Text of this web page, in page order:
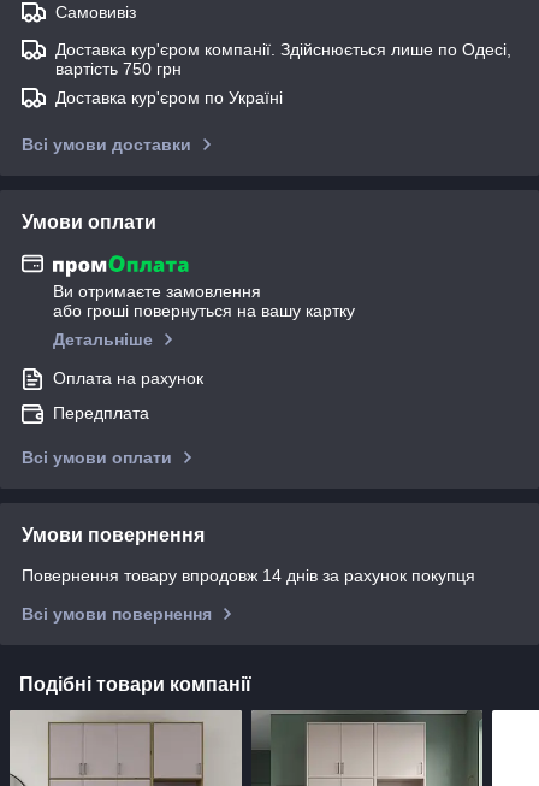
Самовивіз
Доставка кур'єром компанії. Здійснюється лише по Одесі,
вартість 750 грн
Доставка кур'єром по Україні
Всі умови доставки
Умови оплати
Ви отримаєте замовлення
або гроші повернуться на вашу картку
Детальніше
Оплата на рахунок
Передплата
Всі умови оплати
Умови повернення
Повернення товару впродовж 14 днів за рахунок покупця
Всі умови повернення
Подібні товари компанії